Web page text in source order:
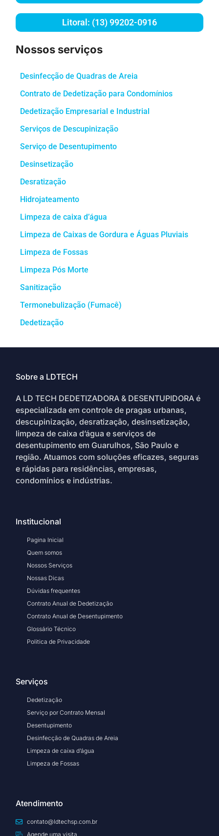
Litoral: (13) 99202-0916
Nossos serviços
Desinfecção de Quadras de Areia
Contrato de Dedetização para Condomínios
Dedetização Empresarial e Industrial
Serviços de Descupinização
Serviço de Desentupimento
Desinsetização
Desratização
Hidrojateamento
Limpeza de caixa d’água
Limpeza de Caixas de Gordura e Águas Pluviais
Limpeza de Fossas
Limpeza Pós Morte
Sanitização
Termonebulização (Fumacê)
Dedetização
Sobre a LDTECH
A LD TECH DEDETIZADORA & DESENTUPIDORA é
especializada em controle de pragas urbanas,
descupinização, desratização, desinsetização,
limpeza de caixa d’água e serviços de
desentupimento em Guarulhos, São Paulo e
região. Atuamos com soluções eficazes, seguras
e rápidas para residências, empresas,
condomínios e indústrias.
Institucional
Pagina Inicial
Quem somos
Nossos Serviços
Nossas Dicas
Dúvidas frequentes
Contrato Anual de Dedetização
Contrato Anual de Desentupimento
Glossário Técnico
Politica de Privacidade
Serviços
Dedetização
Serviço por Contrato Mensal
Desentupimento
Desinfecção de Quadras de Areia
Limpeza de caixa d’água
Limpeza de Fossas
Atendimento
contato@ldtechsp.com.br
Agende uma visita